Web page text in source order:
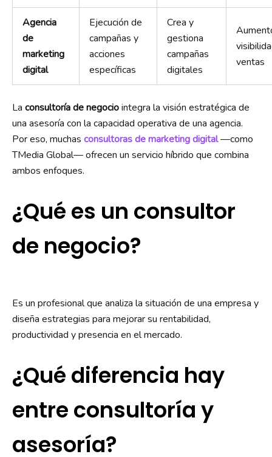
Agencia
de
marketing
digital
Ejecución de
campañas y
acciones
específicas
Crea y
gestiona
campañas
digitales
ventas
La consultoría de negociointegra la visión estratégica de
una asesoría con la capacidad operativa de una agencia.
Por eso, muchas consultoras de marketing digital—como
TMedia Global— ofrecen un servicio híbrido que combina
ambos enfoques.
¿Qué es un consultor
de negocio?
Es un profesional que analiza la situación de una empresa y
diseña estrategias para mejorar su rentabilidad,
productividad y presencia en el mercado.
¿Qué diferencia hay
entre consultoría y
asesoría?